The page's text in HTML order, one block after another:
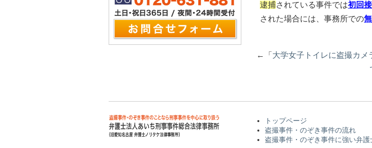
逮捕されている事件では初回
された場合には、事務所での
←「 大学女子トイレに盗撮カメ
トップページ
盗撮事件・のぞき事件の流れ
盗撮事件・のぞき事件に強い弁護